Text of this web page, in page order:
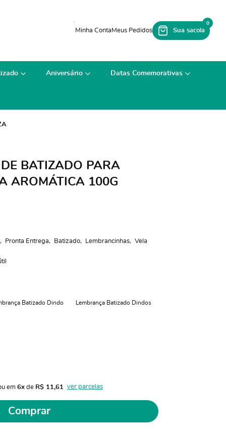
0
Aniversário Datas Comemorativas
BATIZADO PARA
AROMÁTICA 100G
Pronta Entrega Batizado Lembrancinhas Vela
Batizado Dindo Lembrança Batizado Dindos
em 6x de R$ 11,61 ver parcelas
Comprar